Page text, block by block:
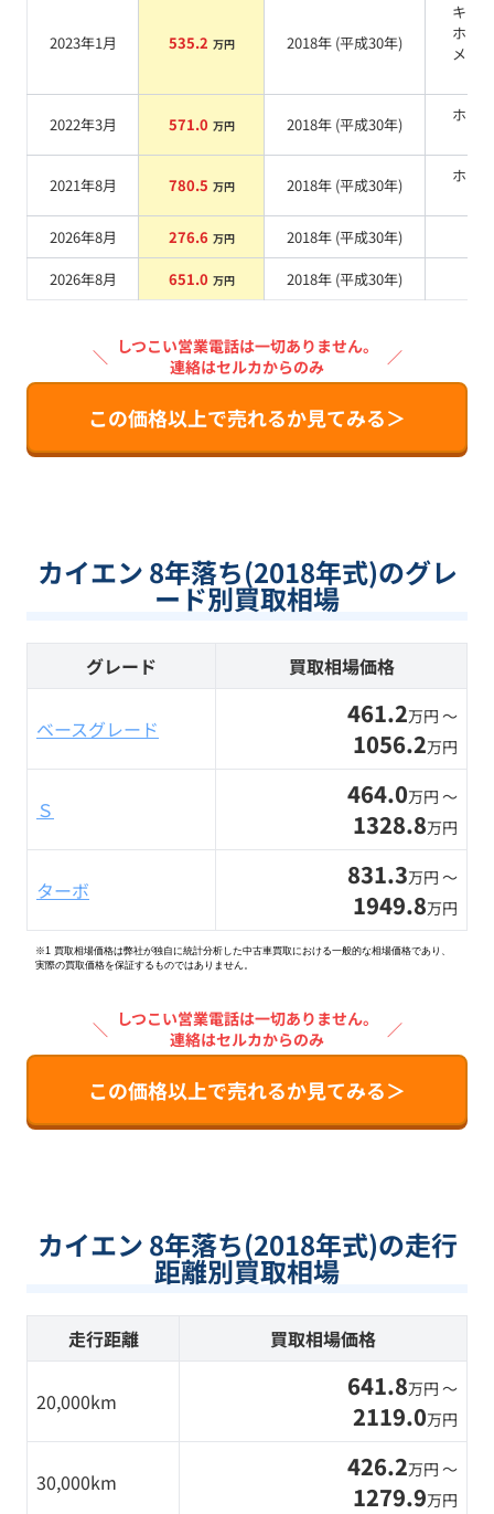
2023年1月 535.2 万円 2018年 (平成30年)
キャ
ホワ
メタ
2022年3月 571.0 万円 2018年 (平成30年)
ホワ
2021年8月 780.5 万円 2018年 (平成30年)
ホワ
2026年8月
276.6 万円 2018年 (平成30年)
2026年8月
651.0 万円 2018年 (平成30年)
＼ しつこい営業電話は一切ありません。
連絡はセルカからのみ
／
この価格以上で売れるか見てみる＞
カイエン 8年落ち(2018年式)のグレ
ード別買取相場
グレード 買取相場価格
ベースグレード 461.2万円 〜
1056.2万円
Ｓ 464.0万円 〜
1328.8万円
ターボ 831.3万円 〜
1949.8万円
※1 買取相場価格は弊社が独自に統計分析した中古車買取における一般的な相場価格であり、
実際の買取価格を保証するものではありません。
＼ しつこい営業電話は一切ありません。
連絡はセルカからのみ
／
この価格以上で売れるか見てみる＞
カイエン 8年落ち(2018年式)の走行
距離別買取相場
走行距離 買取相場価格
20,000km 641.8万円 〜
2119.0万円
30,000km 426.2万円 〜
1279.9万円